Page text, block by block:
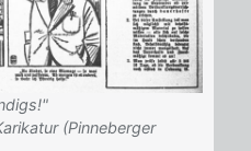
(Pinneberger